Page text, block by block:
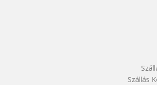
Szállás